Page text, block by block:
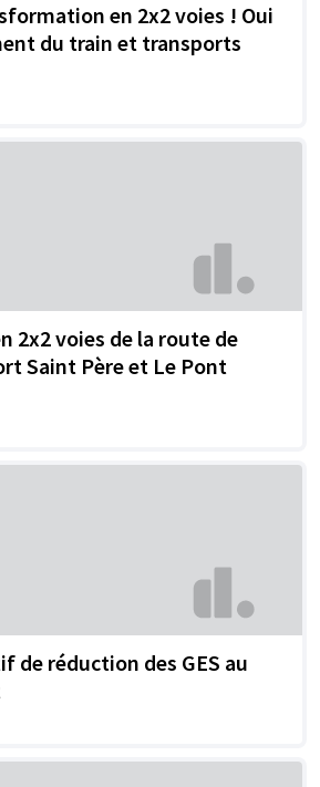
en 2x2 voies ! Oui
du train et transports
2x2 voies de la route de
Saint Père et Le Pont
de réduction des GES au